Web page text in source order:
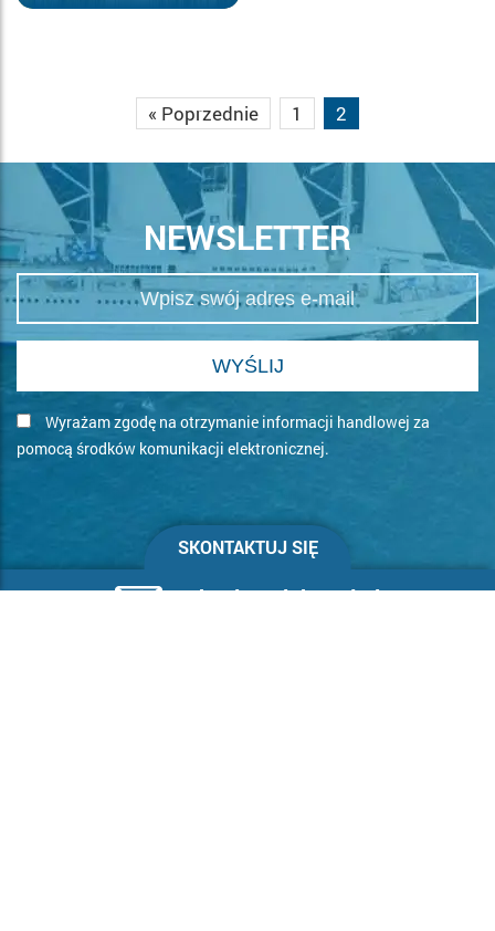
« Poprzednie 1 2
NEWSLETTER
Wyrażam zgodę na otrzymanie informacji handlowej za
pomocą środków komunikacji elektronicznej.
SKONTAKTUJ SIĘ
wakacje@clubmed.pl